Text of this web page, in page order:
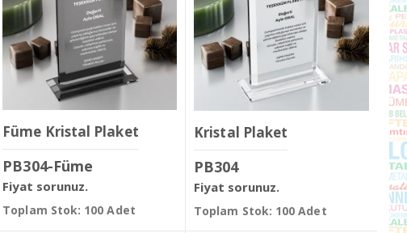
Füme Kristal Plaket
PB304-Füme
Fiyat sorunuz.
Toplam Stok: 100 Adet
Kristal Plaket
PB304
Fiyat sorunuz.
Toplam Stok: 100 Adet